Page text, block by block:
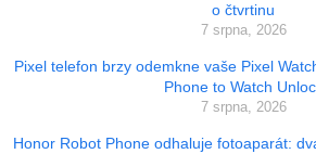
o čtvrtinu
7 srpna, 2026
Pixel telefon brzy odemkne vaše Pixel
Phone to Watch
7 srpna, 2026
Honor Robot Phone odhaluje fotoaparát: